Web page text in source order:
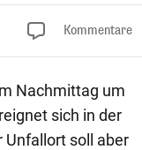
Kommentare
Nachmittag um
sich in der
Unfallort soll aber